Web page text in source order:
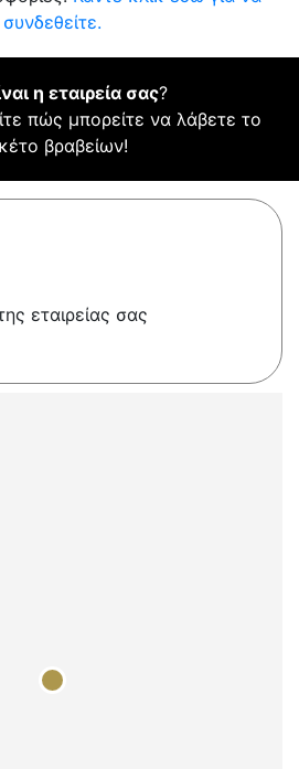
συνδεθείτε.
η εταιρεία σας?
πώς μπορείτε να λάβετε το
βραβείων!
εταιρείας σας